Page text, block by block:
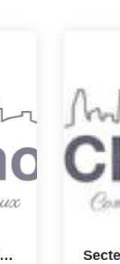
Fonds De Commerce Restaurant Paris 75017